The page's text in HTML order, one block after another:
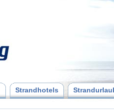
Strandhotels